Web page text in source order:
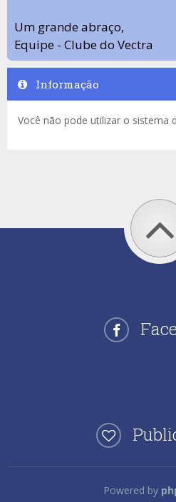
Um grande abraço,
Equipe - Clube do Vectra
Informação
Você não pode utilizar o sistema
Powered by